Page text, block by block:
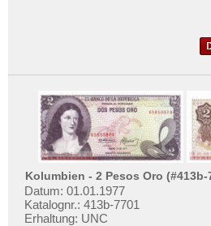
Montserrat
Nicaragua
Niederländische Antillen
Ostkaribische Staaten
Paraguay
Privatsphäre und
Widerrufsbelehrung
Liefer- und Versandkosten
AGB
Impressum
Kolumbien - 2 Pesos Oro (#413b-
Datum: 01.01.1977
Katalognr.: 413b-7701
Erhaltung: UNC